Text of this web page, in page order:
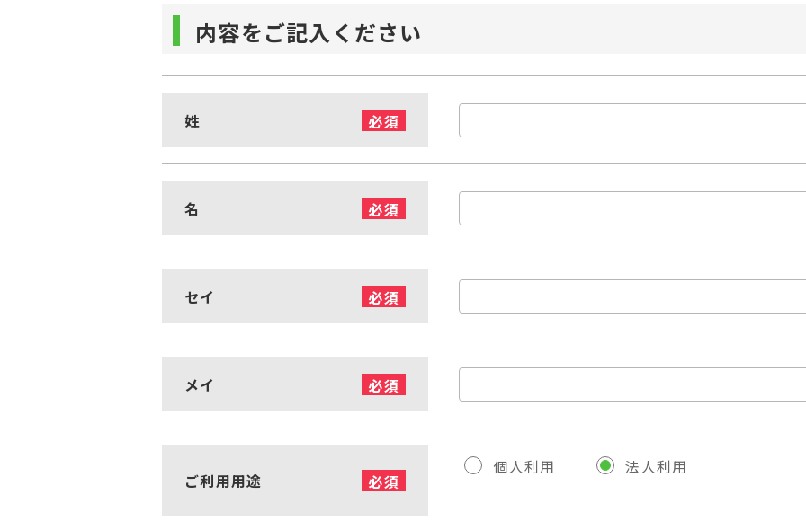
内容をご記入ください
姓 必須
名 必須
セイ 必須
メイ 必須
ご利用用途 必須
個人利用 法人利用